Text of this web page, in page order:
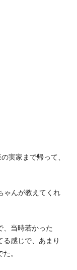
実家まで帰って、
ゃんが教えてくれ
、当時若かった
る感じで、あまり
。